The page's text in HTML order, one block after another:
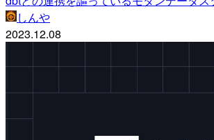
しんや
2023.12.08